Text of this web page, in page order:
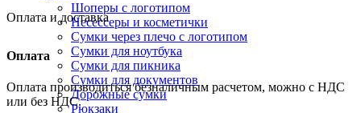
Шоперы с логотипом
Несессеры и косметички
Сумки через плечо с логотипом
Сумки для ноутбука
Сумки для пикника
Сумки для документов
Дорожные сумки
Рюкзаки
Оплата и доставка
Оплата
Оплата производиться безналичным расчетом, можно с НДС
или без НДС.